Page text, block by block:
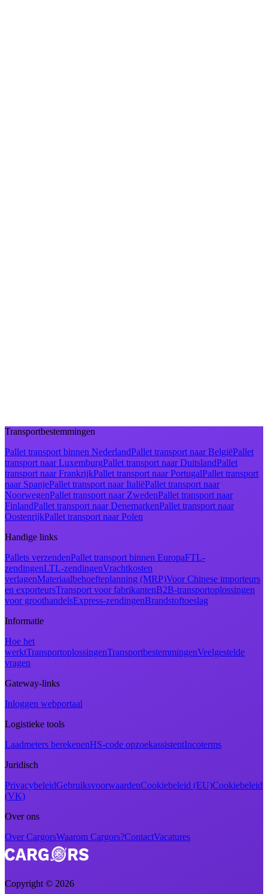
Transportbestemmingen
Pallet transport binnen NederlandPallet transport naar BelgiëPallet
transport naar LuxemburgPallet transport naar DuitslandPallet
transport naar FrankrijkPallet transport naar PortugalPallet transport
naar SpanjePallet transport naar ItaliëPallet transport naar
NoorwegenPallet transport naar ZwedenPallet transport naar
FinlandPallet transport naar DenemarkenPallet transport naar
OostenrijkPallet transport naar Polen
Handige links
Pallets verzendenPallet transport binnen EuropaFTL-
zendingenLTL-zendingenVrachtkosten
verlagenMateriaalbehoefteplanning (MRP)Voor Chinese importeurs
en exporteursTransport voor fabrikantenB2B-transportoplossingen
voor groothandelsExpress-zendingenBrandstoftoeslag
Informatie
Hoe het
werktTransportoplossingenTransportbestemmingenVeelgestelde
vragen
Gateway-links
Inloggen webportaal
Logistieke tools
Laadmeters berekenenHS-code opzoekassistentIncoterms
Juridisch
PrivacybeleidGebruiksvoorwaardenCookiebeleid (EU)Cookiebeleid
(VK)
Over ons
Over CargorsWaarom Cargors?ContactVacatures
Copyright © 2026